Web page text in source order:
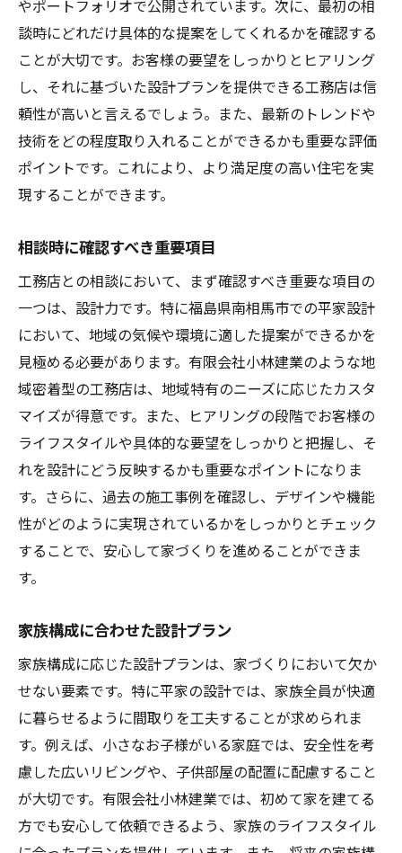
やポートフォリオで公開されています。次に、最初の相
談時にどれだけ具体的な提案をしてくれるかを確認する
ことが大切です。お客様の要望をしっかりとヒアリング
し、それに基づいた設計プランを提供できる工務店は信
頼性が高いと言えるでしょう。また、最新のトレンドや
技術をどの程度取り入れることができるかも重要な評価
ポイントです。これにより、より満足度の高い住宅を実
現することができます。
相談時に確認すべき重要項目
工務店との相談において、まず確認すべき重要な項目の
一つは、設計力です。特に福島県南相馬市での平家設計
において、地域の気候や環境に適した提案ができるかを
見極める必要があります。有限会社小林建業のような地
域密着型の工務店は、地域特有のニーズに応じたカスタ
マイズが得意です。また、ヒアリングの段階でお客様の
ライフスタイルや具体的な要望をしっかりと把握し、そ
れを設計にどう反映するかも重要なポイントになりま
す。さらに、過去の施工事例を確認し、デザインや機能
性がどのように実現されているかをしっかりとチェック
することで、安心して家づくりを進めることができま
す。
家族構成に合わせた設計プラン
家族構成に応じた設計プランは、家づくりにおいて欠か
せない要素です。特に平家の設計では、家族全員が快適
に暮らせるように間取りを工夫することが求められま
す。例えば、小さなお子様がいる家庭では、安全性を考
慮した広いリビングや、子供部屋の配置に配慮すること
が大切です。有限会社小林建業では、初めて家を建てる
方でも安心して依頼できるよう、家族のライフスタイル